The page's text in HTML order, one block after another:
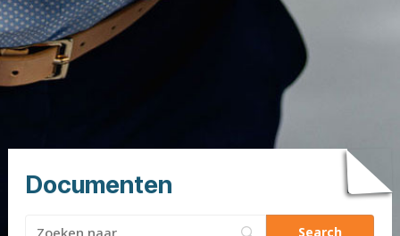
Documenten
Zoeken